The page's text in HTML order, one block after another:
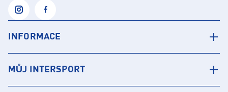
INFORMACE
MŮJ INTERSPORT